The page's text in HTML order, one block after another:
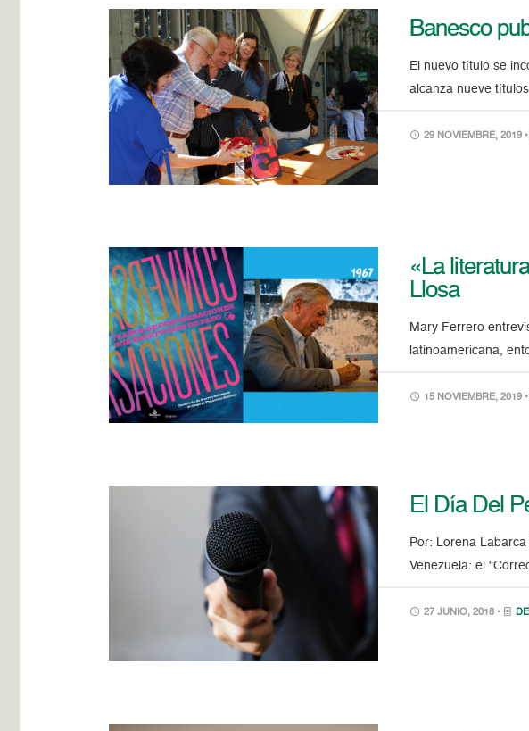
Banesco
El nuevo título se
alcanza nueve
29 NOVIEMBRE, 2019 •
«La
Llosa
Mary Ferrero
latinoamericana,
15 NOVIEMBRE, 2019 •
El Día Del
Por: Lorena
Venezuela: el
27 JUNIO, 2018 •